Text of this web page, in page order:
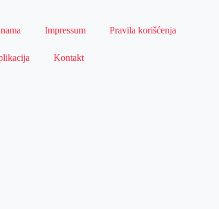
Impressum Pravila korišćenja
Kontakt